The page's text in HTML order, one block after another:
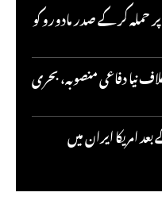
حملہ کر کے صدر مادورو کو
نیا دفاعی منصوبہ، بحری
امریکا ایران میں